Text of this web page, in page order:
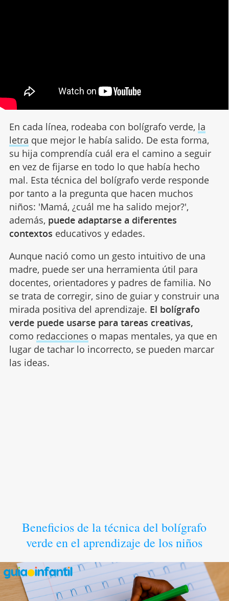
En cada línea, rodeaba con bolígrafo verde, la
letra que mejor le había salido. De esta forma,
su hija comprendía cuál era el camino a seguir
en vez de fijarse en todo lo que había hecho
mal. Esta técnica del bolígrafo verde responde
por tanto a la pregunta que hacen muchos
niños: 'Mamá, ¿cuál me ha salido mejor?',
además, puede adaptarse a diferentes
contextos educativos y edades.
Aunque nació como un gesto intuitivo de una
madre, puede ser una herramienta útil para
docentes, orientadores y padres de familia. No
se trata de corregir, sino de guiar y construir una
mirada positiva del aprendizaje. El bolígrafo
verde puede usarse para tareas creativas,
como redacciones o mapas mentales, ya que en
lugar de tachar lo incorrecto, se pueden marcar
las ideas.
Beneficios de la técnica del bolígrafo
verde en el aprendizaje de los niños